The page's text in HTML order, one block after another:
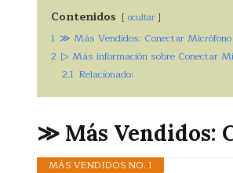
Contenidos ocultar
1 ≫ Más Vendidos: Conectar
2 ▷ Más información sobre Conectar
2.1 Relacionado:
≫ Más Vendidos:
MÁS VENDIDOS NO. 1